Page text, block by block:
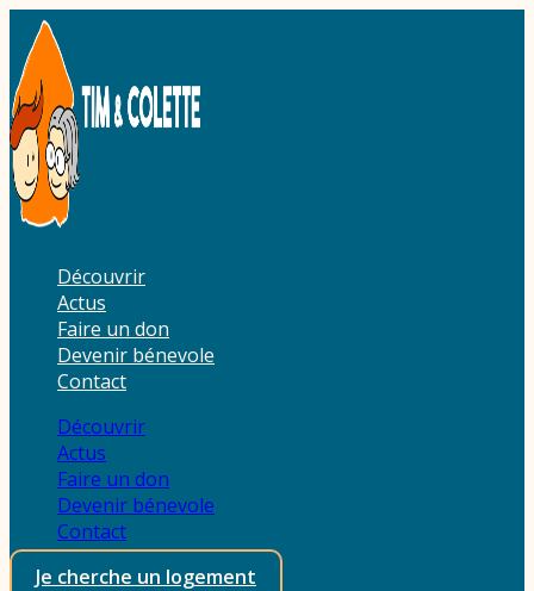
Aller
au
contenu
Découvrir
Actus
Faire un don
Devenir bénevole
Contact
Découvrir
Actus
Faire un don
Devenir bénevole
Contact
Je cherche un logement